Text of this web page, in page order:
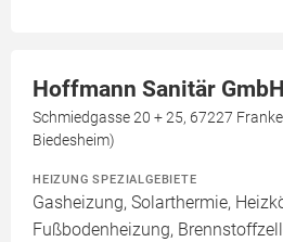
Hoffmann Sanitär GmbH
Schmiedgasse 20 + 25, 67227
Biedesheim)
HEIZUNG SPEZIALGEBIETE
Gasheizung, Solarthermie,
Fußbodenheizung,